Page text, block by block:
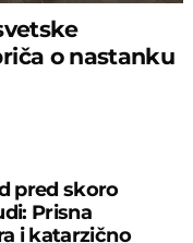
o nastanku
pred skoro
Prisna
i katarzično